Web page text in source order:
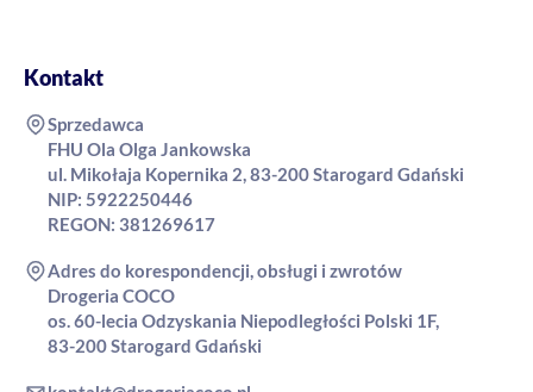
Kontakt
Sprzedawca
FHU Ola Olga Jankowska
ul. Mikołaja Kopernika 2, 83-200 Starogard Gdański
NIP: 5922250446
REGON: 381269617
Adres do korespondencji, obsługi i zwrotów
Drogeria COCO
os. 60-lecia Odzyskania Niepodległości Polski 1F,
83-200 Starogard Gdański